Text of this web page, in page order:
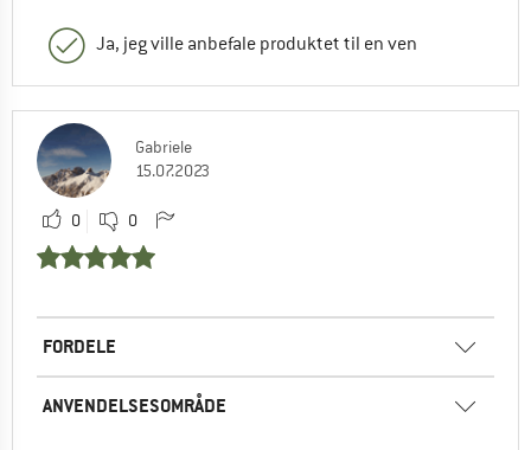
Ja, jeg ville anbefale produktet til en ven
Gabriele
15.07.2023
0 0
FORDELE
ANVENDELSESOMRÅDE